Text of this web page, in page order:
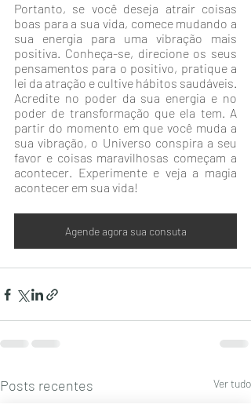
Portanto, se você deseja atrair coisas
boas para a sua vida, comece mudando a
sua energia para uma vibração mais
positiva. Conheça-se, direcione os seus
pensamentos para o positivo, pratique a
lei da atração e cultive hábitos saudáveis.
Acredite no poder da sua energia e no
poder de transformação que ela tem. A
partir do momento em que você muda a
sua vibração, o Universo conspira a seu
favor e coisas maravilhosas começam a
acontecer. Experimente e veja a magia
acontecer em sua vida!
Agende agora sua consuta
Posts recentes Ver tudo